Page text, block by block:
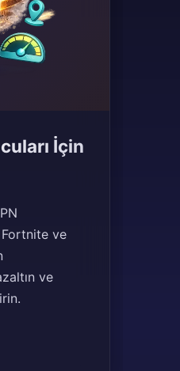
İçin
Fortnite ve
ve